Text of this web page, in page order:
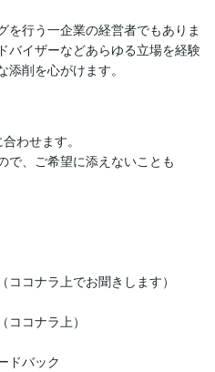
を行う一企業の経営者でもありま
バイザーなどあらゆる立場を経験
削を心がけます。
わせます。
で、ご希望に添えないことも
コナラ上でお聞きします）
コナラ上）
ドバック